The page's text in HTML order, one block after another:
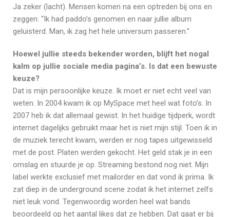
Ja zeker (lacht). Mensen komen na een optreden bij ons en
zeggen: “Ik had paddo’s genomen en naar jullie album
geluisterd. Man, ik zag het hele universum passeren.”
Hoewel jullie steeds bekender worden, blijft het nogal
kalm op jullie sociale media pagina’s. Is dat een bewuste
keuze?
Dat is mijn persoonlijke keuze. Ik moet er niet echt veel van
weten. In 2004 kwam ik op MySpace met heel wat foto’s. In
2007 heb ik dat allemaal gewist. In het huidige tijdperk, wordt
internet dagelijks gebruikt maar het is niet mijn stijl. Toen ik in
de muziek terecht kwam, werden er nog tapes uitgewisseld
met de post. Platen werden gekocht. Het geld stak je in een
omslag en stuurde je op. Streaming bestond nog niet. Mijn
label werkte exclusief met mailorder en dat vond ik prima. Ik
zat diep in de underground scene zodat ik het internet zelfs
niet leuk vond. Tegenwoordig worden heel wat bands
beoordeeld op het aantal likes dat ze hebben. Dat gaat er bij